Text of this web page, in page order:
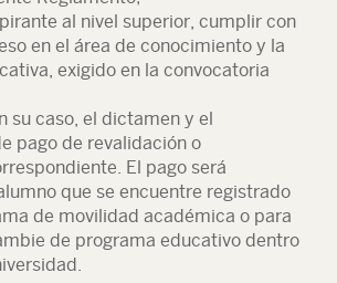
al nivel superior, cumplir con
en el área de conocimiento y la
exigido en la convocatoria
su caso, el dictamen y el
pago de revalidación o
El pago será
que se encuentre registrado
de movilidad académica o para
de programa educativo dentro